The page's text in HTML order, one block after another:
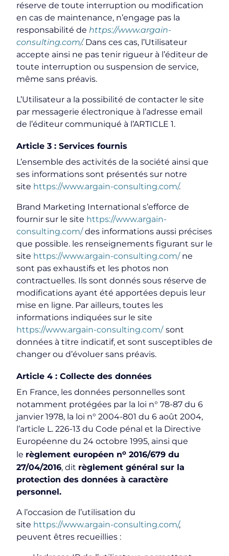
réserve de toute interruption ou modification
en cas de maintenance, n’engage pas la
responsabilité de https://www.argain-
consulting.com/. Dans ces cas, l’Utilisateur
accepte ainsi ne pas tenir rigueur à l’éditeur de
toute interruption ou suspension de service,
même sans préavis.
L’Utilisateur a la possibilité de contacter le site
par messagerie électronique à l’adresse email
de l’éditeur communiqué à l’ARTICLE 1.
Article 3 : Services fournis
L’ensemble des activités de la société ainsi que
ses informations sont présentés sur notre
site https://www.argain-consulting.com/.
Brand Marketing International s’efforce de
fournir sur le site https://www.argain-
consulting.com/des informations aussi précises
que possible. les renseignements figurant sur le
site https://www.argain-consulting.com/ne
sont pas exhaustifs et les photos non
contractuelles. Ils sont donnés sous réserve de
modifications ayant été apportées depuis leur
mise en ligne. Par ailleurs, toutes les
informations indiquées sur le site
https://www.argain-consulting.com/ sont
données à titre indicatif, et sont susceptibles de
changer ou d’évoluer sans préavis.
Article 4 : Collecte des données
En France, les données personnelles sont
notamment protégées par la loi n° 78-87 du 6
janvier 1978, la loi n° 2004-801 du 6 août 2004,
l’article L. 226-13 du Code pénal et la Directive
Européenne du 24 octobre 1995, ainsi que
le règlement européen no 2016/679 du
27/04/2016, dit règlement général sur la
protection des données à caractère
personnel.
A l’occasion de l’utilisation du
site https://www.argain-consulting.com/,
peuvent êtres recueillies :